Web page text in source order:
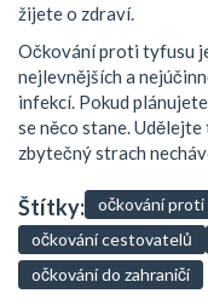
žijete o zdraví.
Očkování proti tyfusu
nejlevnějších a
infekcí. Pokud
se něco stane.
zbytečný strach
Štítky: očkování
očkování cestovatelů
očkování do zahraničí